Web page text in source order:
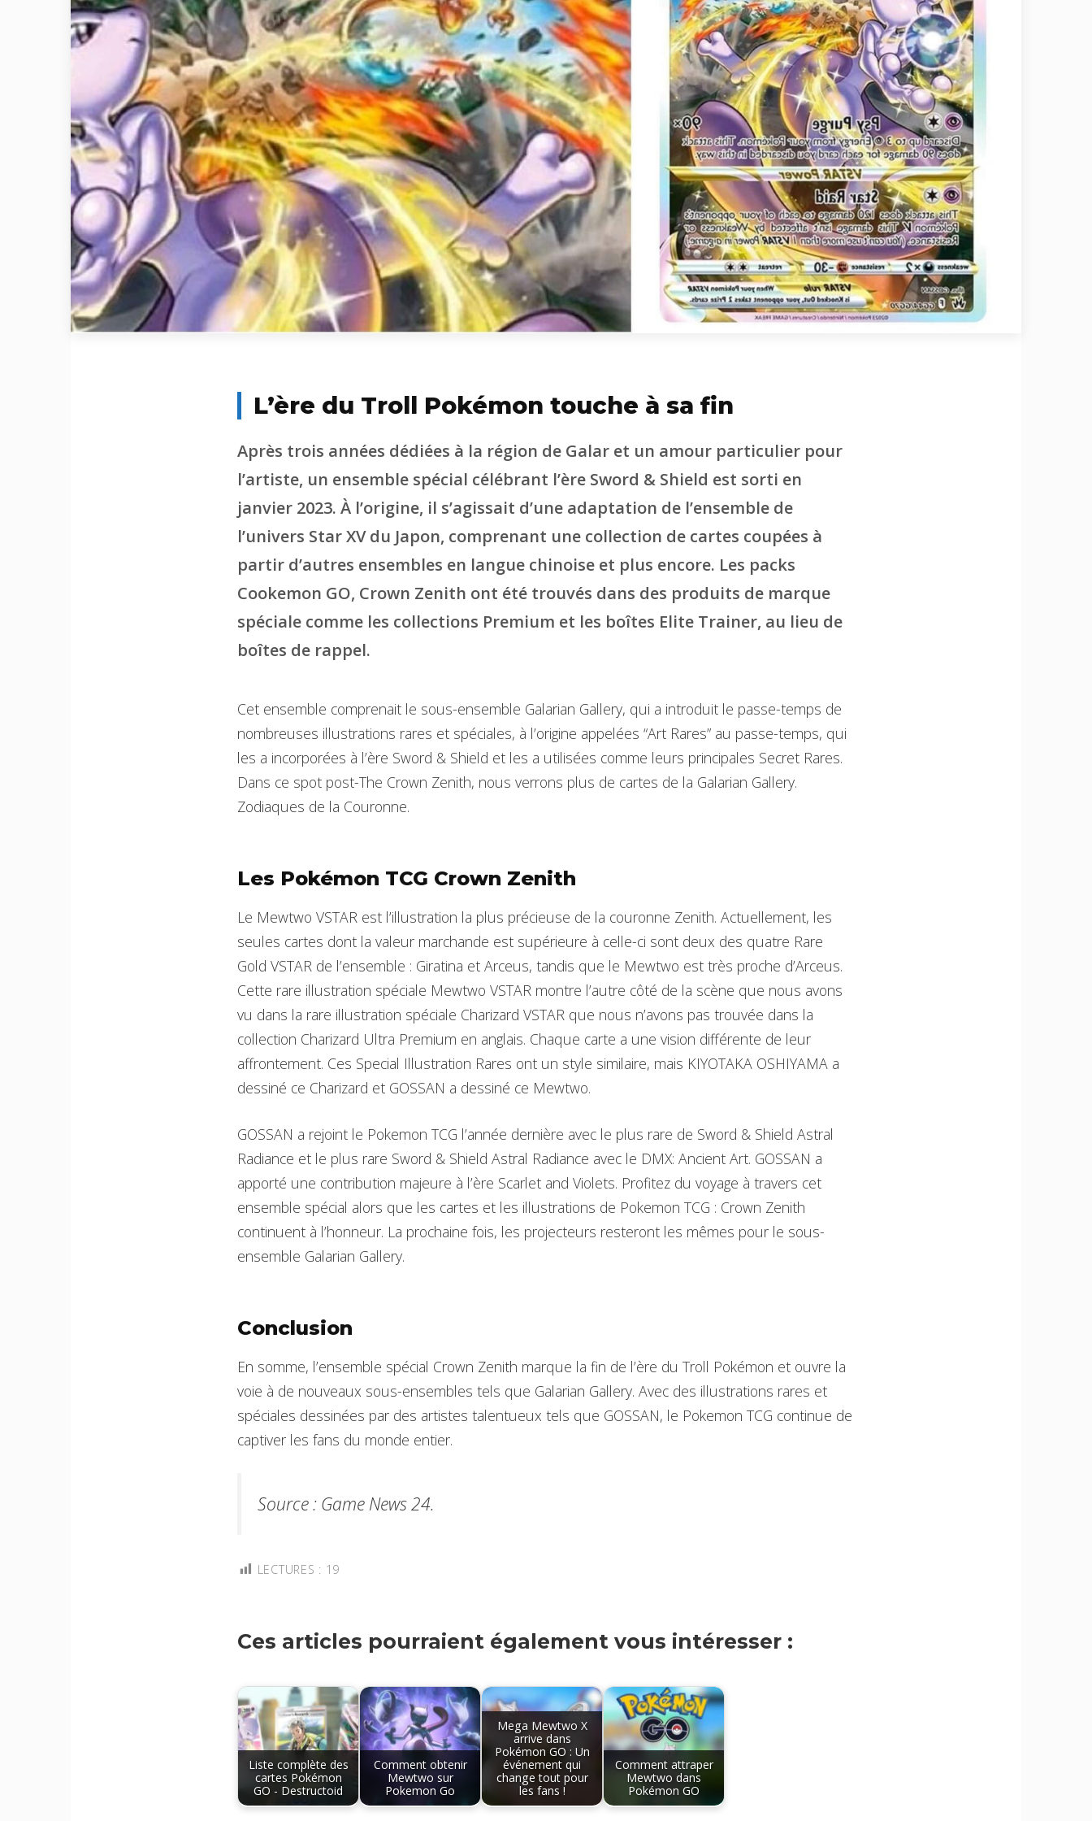
L’ère du Troll Pokémon touche à sa fin
Après trois années dédiées à la région de Galar et un amour particulier pour
l’artiste, un ensemble spécial célébrant l’ère Sword & Shield est sorti en
janvier 2023. À l’origine, il s’agissait d’une adaptation de l’ensemble de
l’univers Star XV du Japon, comprenant une collection de cartes coupées à
partir d’autres ensembles en langue chinoise et plus encore. Les packs
Cookemon GO, Crown Zenith ont été trouvés dans des produits de marque
spéciale comme les collections Premium et les boîtes Elite Trainer, au lieu de
boîtes de rappel.
Cet ensemble comprenait le sous-ensemble Galarian Gallery, qui a introduit le passe-temps de
nombreuses illustrations rares et spéciales, à l’origine appelées “Art Rares” au passe-temps, qui
les a incorporées à l’ère Sword & Shield et les a utilisées comme leurs principales Secret Rares.
Dans ce spot post-The Crown Zenith, nous verrons plus de cartes de la Galarian Gallery.
Zodiaques de la Couronne.
Les Pokémon TCG Crown Zenith
Le Mewtwo VSTAR est l’illustration la plus précieuse de la couronne Zenith. Actuellement, les
seules cartes dont la valeur marchande est supérieure à celle-ci sont deux des quatre Rare
Gold VSTAR de l’ensemble : Giratina et Arceus, tandis que le Mewtwo est très proche d’Arceus.
Cette rare illustration spéciale Mewtwo VSTAR montre l’autre côté de la scène que nous avons
vu dans la rare illustration spéciale Charizard VSTAR que nous n’avons pas trouvée dans la
collection Charizard Ultra Premium en anglais. Chaque carte a une vision différente de leur
affrontement. Ces Special Illustration Rares ont un style similaire, mais KIYOTAKA OSHIYAMA a
dessiné ce Charizard et GOSSAN a dessiné ce Mewtwo.
GOSSAN a rejoint le Pokemon TCG l’année dernière avec le plus rare de Sword & Shield Astral
Radiance et le plus rare Sword & Shield Astral Radiance avec le DMX: Ancient Art. GOSSAN a
apporté une contribution majeure à l’ère Scarlet and Violets. Profitez du voyage à travers cet
ensemble spécial alors que les cartes et les illustrations de Pokemon TCG : Crown Zenith
continuent à l’honneur. La prochaine fois, les projecteurs resteront les mêmes pour le sous-
ensemble Galarian Gallery.
Conclusion
En somme, l’ensemble spécial Crown Zenith marque la fin de l’ère du Troll Pokémon et ouvre la
voie à de nouveaux sous-ensembles tels que Galarian Gallery. Avec des illustrations rares et
spéciales dessinées par des artistes talentueux tels que GOSSAN, le Pokemon TCG continue de
captiver les fans du monde entier.
Source : Game News 24.
LECTURES : 19
Ces articles pourraient également vous intéresser :
Liste complète des
cartes Pokémon
GO - Destructoid
Comment obtenir
Mewtwo sur
Pokemon Go
Mega Mewtwo X
arrive dans
Pokémon GO : Un
événement qui
change tout pour
les fans !
Comment attraper
Mewtwo dans
Pokémon GO